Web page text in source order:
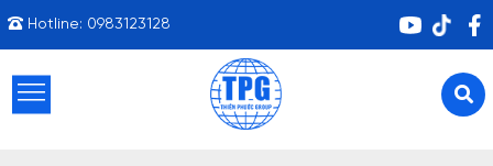
Hotline: 0983123128